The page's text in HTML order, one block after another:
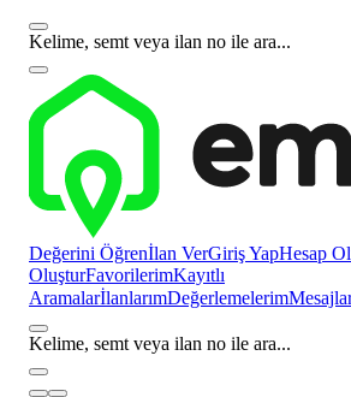
Kelime, semt veya ilan no ile ara...
Değerini Öğrenİlan VerGiriş YapHesap
OluşturFavorilerimKayıtlı
AramalarİlanlarımDeğerlemelerim
Kelime, semt veya ilan no ile ara...